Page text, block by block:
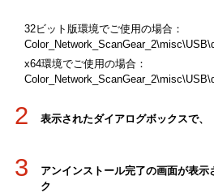
32ビット版環境でご使用の場合：
x64環境でご使用の場合：
2 表示されたダイアログボックスで、
3
アンインストール完了の画面が表
ク